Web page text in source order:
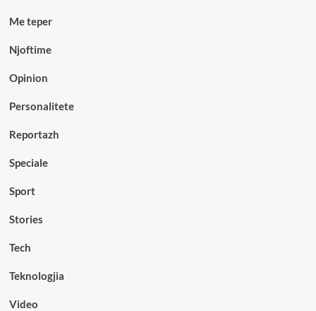
Me teper
Njoftime
Opinion
Personalitete
Reportazh
Speciale
Sport
Stories
Tech
Teknologjia
Video